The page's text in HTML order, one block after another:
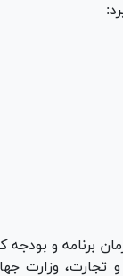
برنامه و بودجه
تجارت، وزارت